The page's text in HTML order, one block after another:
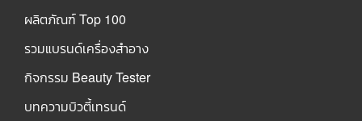
ผลิตภัณฑ์ Top 100
รวมแบรนด์เครื่องสำอาง
กิจกรรม Beauty Tester
บทความบิวตี้เทรนด์